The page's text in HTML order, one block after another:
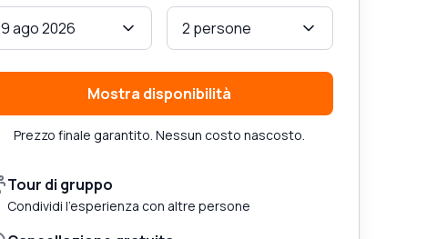
9 ago 2026
2 persone
Mostra disponibilità
Prezzo finale garantito. Nessun costo nascosto.
Tour di gruppo
Condividi l'esperienza con altre persone